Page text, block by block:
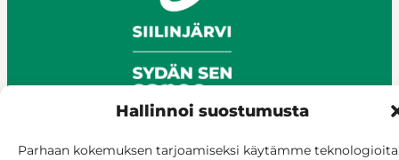
Hallinnoi suostumusta
Parhaan kokemuksen tarjoamiseksi käytämme